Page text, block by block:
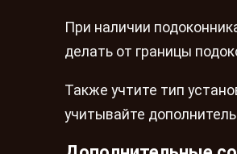
При наличии
делать от границы
Также учтите тип
учитывайте